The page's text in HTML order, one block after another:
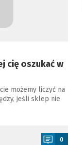
cię oszukać w
możemy liczyć na
jeśli sklep nie
0